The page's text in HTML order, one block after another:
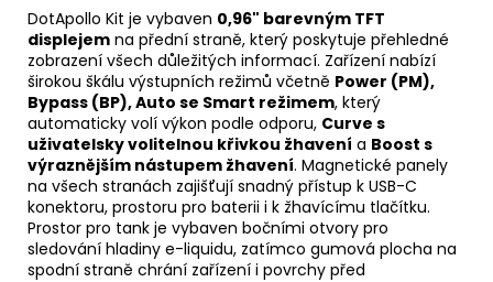
DotApollo Kit je vybaven 0,96" barevným TFT
displejem na přední straně, který poskytuje přehledné
zobrazení všech důležitých informací. Zařízení nabízí
širokou škálu výstupních režimů včetně Power (PM),
Bypass (BP), Auto se Smart režimem, který
automaticky volí výkon podle odporu, Curve s
uživatelsky volitelnou křivkou žhavení a Boost s
výraznějším nástupem žhavení. Magnetické panely
na všech stranách zajišťují snadný přístup k USB-C
konektoru, prostoru pro baterii i k žhavícímu tlačítku.
Prostor pro tank je vybaven bočními otvory pro
sledování hladiny e-liquidu, zatímco gumová plocha na
spodní straně chrání zařízení i povrchy před